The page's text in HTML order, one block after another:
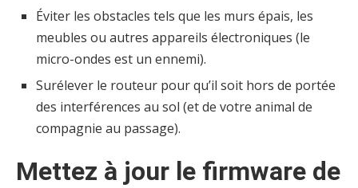
Éviter les obstacles tels que les murs épais, les
meubles ou autres appareils électroniques (le
micro-ondes est un ennemi).
Surélever le routeur pour qu’il soit hors de portée
des interférences au sol (et de votre animal de
compagnie au passage).
Mettez à jour le firmware de